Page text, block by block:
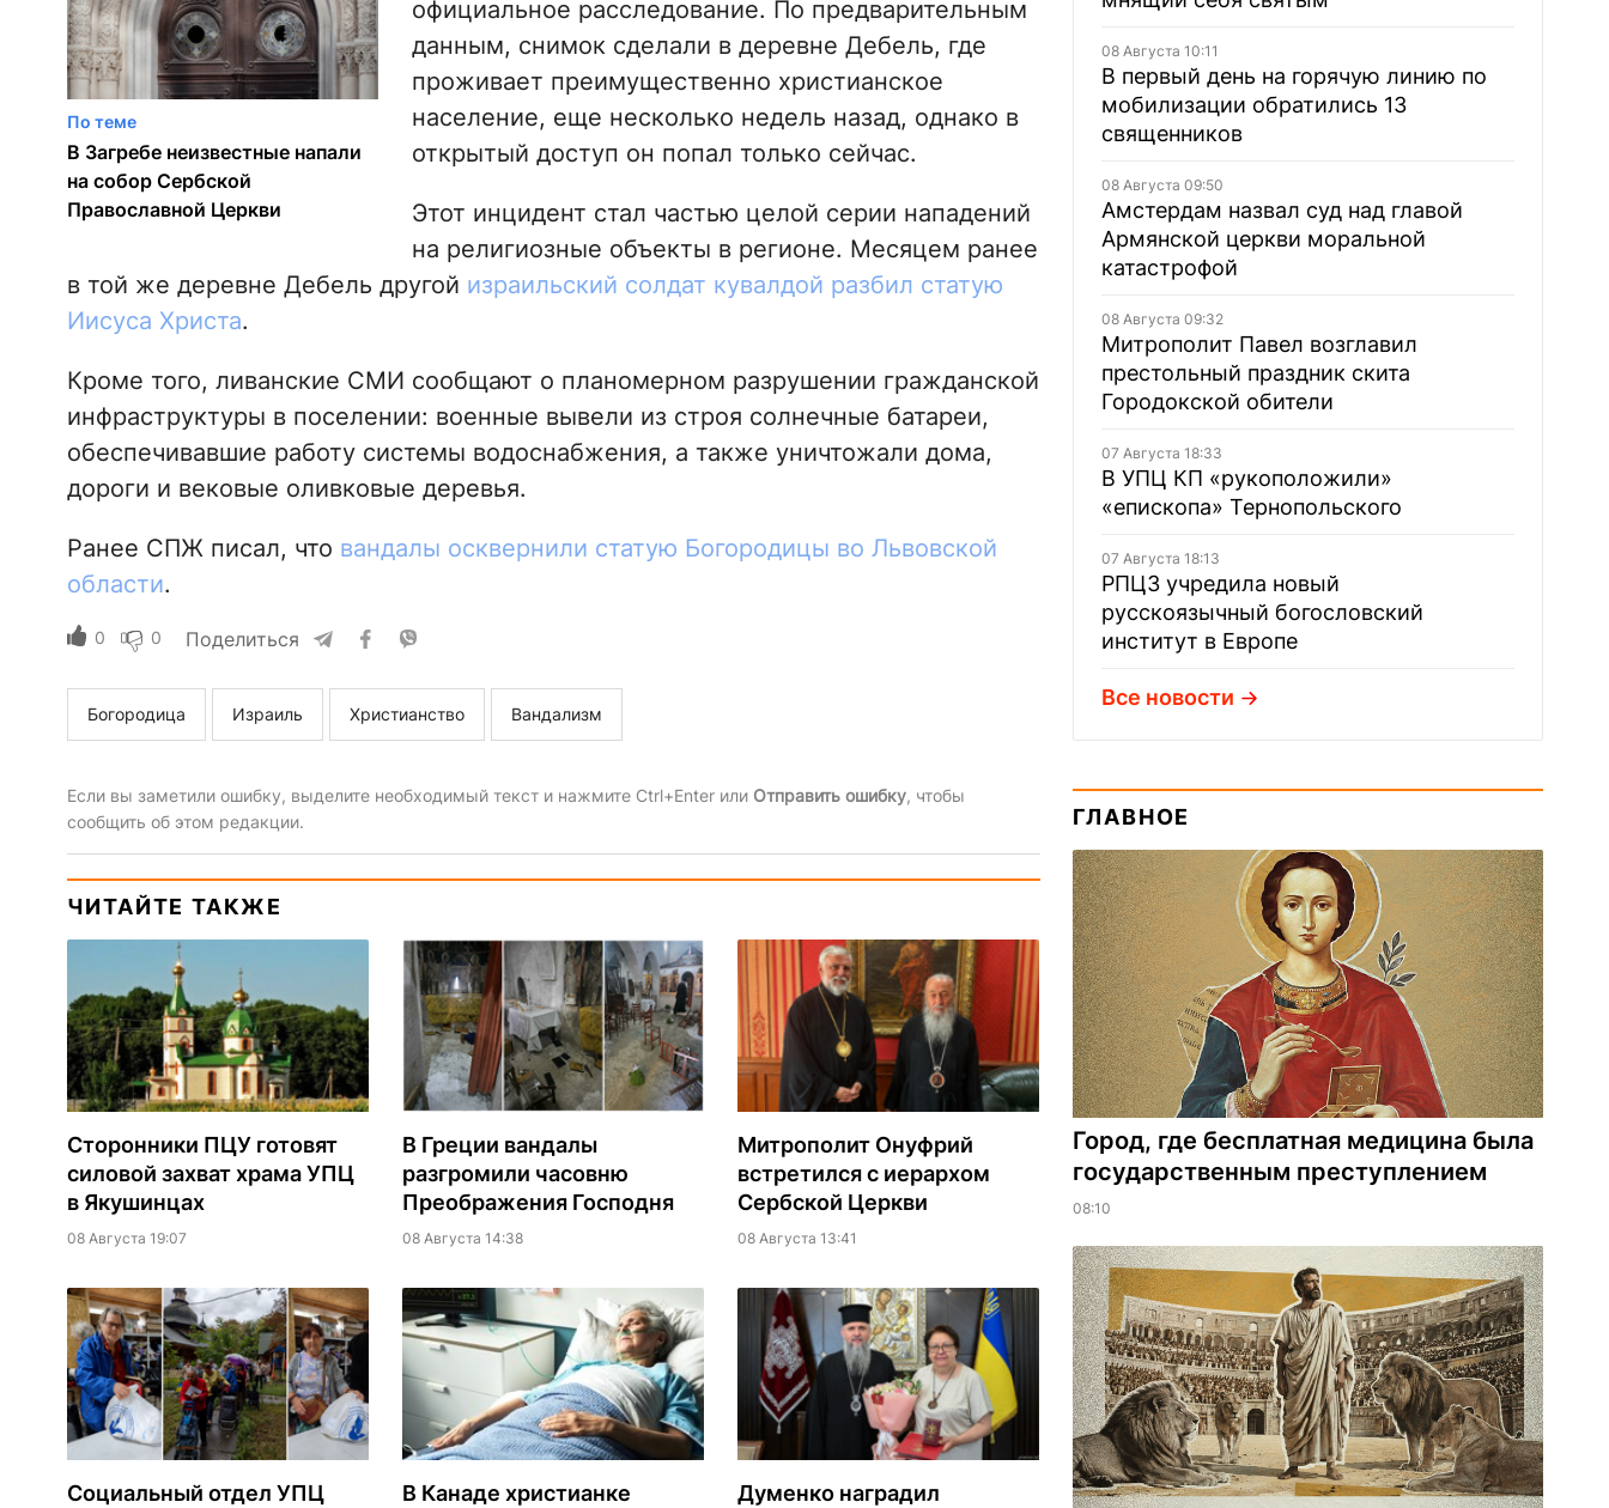
По теме
В Загребе неизвестные напали
на собор Сербской
Православной Церкви
официальное расследование. По предварительным
данным, снимок сделали в деревне Дебель, где
проживает преимущественно христианское
население, еще несколько недель назад, однако в
открытый доступ он попал только сейчас.
Этот инцидент стал частью целой серии нападений
на религиозные объекты в регионе. Месяцем ранее
в той же деревне Дебель другой израильский солдат кувалдой разбил статую
Иисуса Христа.
Кроме того, ливанские СМИ сообщают о планомерном разрушении гражданской
инфраструктуры в поселении: военные вывели из строя солнечные батареи,
обеспечивавшие работу системы водоснабжения, а также уничтожали дома,
дороги и вековые оливковые деревья.
Ранее СПЖ писал, что вандалы осквернили статую Богородицы во Львовской
области.
0 0 Поделиться
Богородица Израиль Христианство Вандализм
Если вы заметили ошибку, выделите необходимый текст и нажмите Ctrl+Enter или Отправить ошибку, чтобы
сообщить об этом редакции.
ЧИТАЙТЕ ТАКЖЕ
Сторонники ПЦУ готовят
силовой захват храма УПЦ
в Якушинцах
08 Августа 19:07
В Греции вандалы
разгромили часовню
Преображения Господня
08 Августа 14:38
Митрополит Онуфрий
встретился с иерархом
Сербской Церкви
08 Августа 13:41
Социальный отдел УПЦ
В Канаде христианке
Думенко наградил
08 Августа 10:11
В первый день на горячую линию по
мобилизации обратились 13
священников
08 Августа 09:50
Амстердам назвал суд над главой
Армянской церкви моральной
катастрофой
08 Августа 09:32
Митрополит Павел возглавил
престольный праздник скита
Городокской обители
07 Августа 18:33
В УПЦ КП «рукоположили»
«епископа» Тернопольского
07 Августа 18:13
РПЦЗ учредила новый
русскоязычный богословский
институт в Европе
Все новости
ГЛАВНОЕ
Город, где бесплатная медицина была
государственным преступлением
08:10